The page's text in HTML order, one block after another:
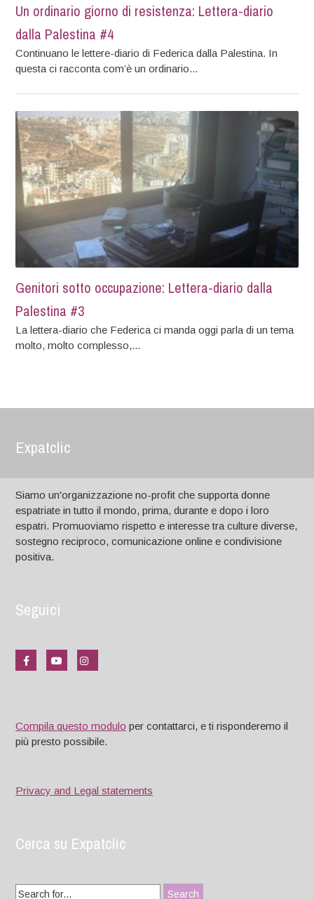
Un ordinario giorno di resistenza: Lettera-diario
dalla Palestina #4
Continuano le lettere-diario di Federica dalla Palestina. In
questa ci racconta com’è un ordinario...
Genitori sotto occupazione: Lettera-diario dalla
Palestina #3
La lettera-diario che Federica ci manda oggi parla di un tema
molto, molto complesso,...
Expatclic
Siamo un'organizzazione no-profit che supporta donne
espatriate in tutto il mondo, prima, durante e dopo i loro
espatri. Promuoviamo rispetto e interesse tra culture diverse,
sostegno reciproco, comunicazione online e condivisione
positiva.
Seguici
Compila questo modulo per contattarci, e ti risponderemo il
più presto possibile.
Privacy and Legal statements
Cerca su Expatclic
Search